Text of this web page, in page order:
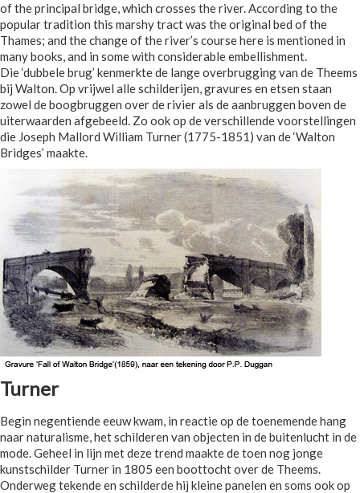
of the principal bridge, which crosses the river. According to the
popular tradition this marshy tract was the original bed of the
Thames; and the change of the river’s course here is mentioned in
many books, and in some with considerable embellishment.
Die ‘dubbele brug’ kenmerkte de lange overbrugging van de Theems
bij Walton. Op vrijwel alle schilderijen, gravures en etsen staan
zowel de boogbruggen over de rivier als de aanbruggen boven de
uiterwaarden afgebeeld. Zo ook op de verschillende voorstellingen
die Joseph Mallord William Turner (1775-1851) van de ‘Walton
Bridges’ maakte.
Turner
Begin negentiende eeuw kwam, in reactie op de toenemende hang
naar naturalisme, het schilderen van objecten in de buitenlucht in de
mode. Geheel in lijn met deze trend maakte de toen nog jonge
kunstschilder Turner in 1805 een boottocht over de Theems.
Onderweg tekende en schilderde hij kleine panelen en soms ook op